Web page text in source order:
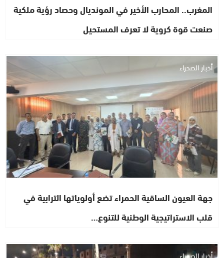
المغرب.. المحارب الأخير في المونديال وحصاد رؤية ملكية
صنعت قوة كروية لا تعرف المستحيل
أخبار الصحراء
جهة العيون الساقية الحمراء تضع أولوياتها الترابية في
قلب الاستراتيجية الوطنية للتنوع…
أخبار الصحراء